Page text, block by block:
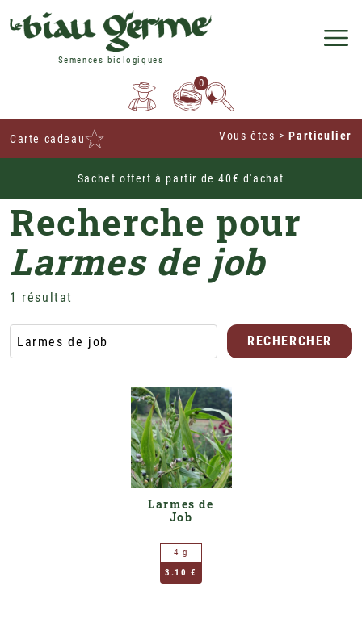
Semences biologiques
0
Carte cadeau Vous êtes >Particulier
Sachet offert à partir de 40€ d'achat
Recherche pour
Larmes de job
1 résultat
RECHERCHER
Larmes de
Job
4 g
3.10 €